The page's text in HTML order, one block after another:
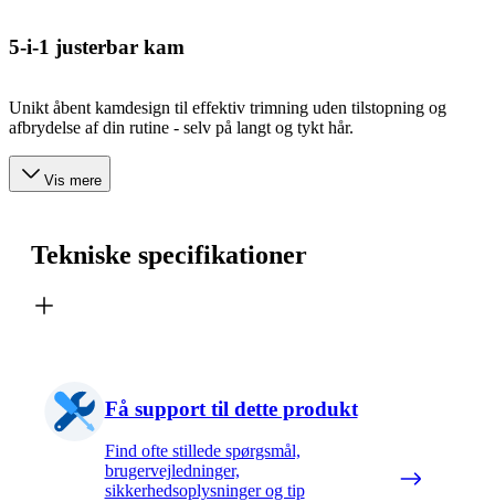
5-i-1 justerbar kam
Unikt åbent kamdesign til effektiv trimning uden tilstopning og
afbrydelse af din rutine - selv på langt og tykt hår.
Vis mere
Tekniske specifikationer
Få support til dette produkt
Find ofte stillede spørgsmål,
brugervejledninger,
sikkerhedsoplysninger og tip